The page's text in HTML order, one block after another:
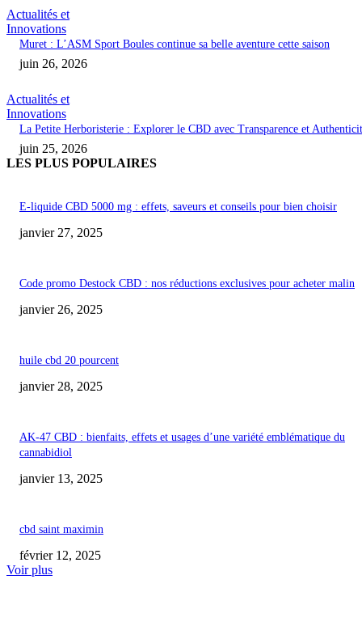
Actualités et
Innovations
Muret : L’ASM Sport Boules continue sa belle aventure cette saison
juin 26, 2026
Actualités et
Innovations
La Petite Herboristerie : Explorer le CBD avec Transparence et
juin 25, 2026
LES PLUS POPULAIRES
E-liquide CBD 5000 mg : effets, saveurs et conseils pour bien choisir
janvier 27, 2025
Code promo Destock CBD : nos réductions exclusives pour acheter malin
janvier 26, 2025
huile cbd 20 pourcent
janvier 28, 2025
AK-47 CBD : bienfaits, effets et usages d’une variété emblématique du
cannabidiol
janvier 13, 2025
cbd saint maximin
février 12, 2025
Voir plus